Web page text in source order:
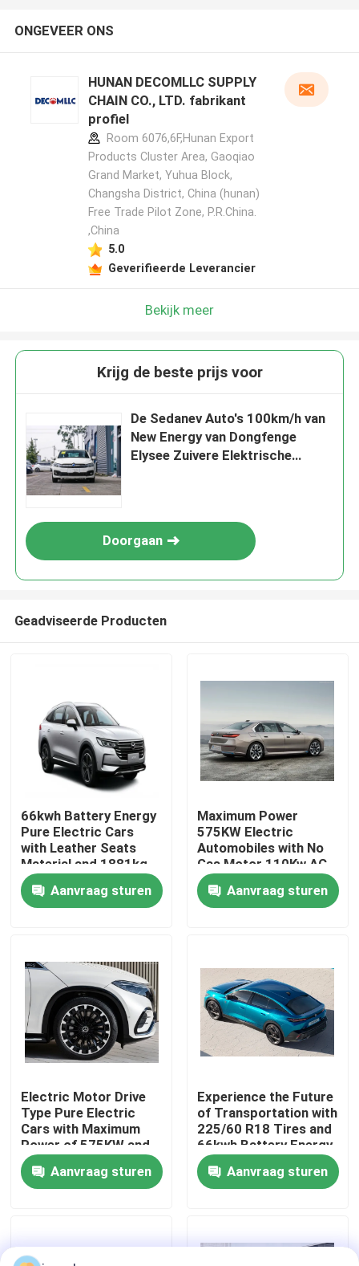
Producten
Over ons
Kwaliteitscontrole
Contacteer ons
Vraag een offerte aan
gebruikte auto's
Grote Elektrische Auto's
ONGEVEER ONS
HUNAN DECOMLLC SUPPLY
CHAIN CO., LTD. fabrikant
profiel
Room 6076,6F,Hunan Export
Products Cluster Area, Gaoqiao
Grand Market, Yuhua Block,
Changsha District, China (hunan)
Free Trade Pilot Zone, P.R.China.
,China
5.0
Geverifieerde Leverancier
Bekijk meer
Krijg de beste prijs voor
De Sedanev Auto's 100km/h van
New Energy van Dongfenge
Elysee Zuivere Elektrische
Doorgaan
Geadviseerde Producten
66kwh Battery Energy
Pure Electric Cars
with Leather Seats
Material and 1881kg
Kerb Weight
Aanvraag sturen
Maximum Power
575KW Electric
Automobiles with No
Gas Motor 110Kw AC
Synchrounous Electric
MotorAanvraag sturen
Electric Motor Drive
Type Pure Electric
Cars with Maximum
Power of 575KW and
Kerb Weight of
1881kgAanvraag sturen
Experience the Future
of Transportation with
225/60 R18 Tires and
66kwh Battery Energy
Zero Emission Cars
Aanvraag sturen